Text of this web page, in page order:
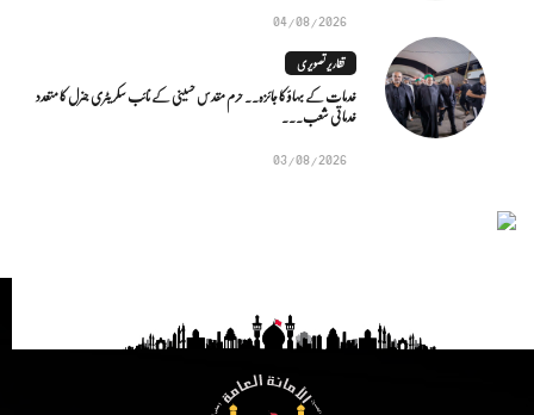
04/08/2026
تقاریر تصویری
خدمات کے بہاؤ کا جائزہ.. حرم مقدس حسینی کے نائب سکریٹری جنرل کا متعدد
خدماتی شعب...
03/08/2026